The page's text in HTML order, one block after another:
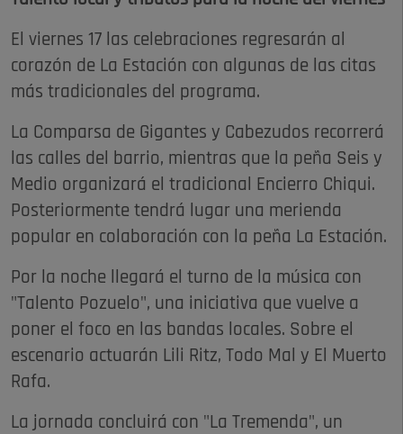
El viernes 17 las celebraciones regresarán al
corazón de La Estación con algunas de las citas
más tradicionales del programa.
La Comparsa de Gigantes y Cabezudos recorrerá
las calles del barrio, mientras que la peña Seis y
Medio organizará el tradicional Encierro Chiqui.
Posteriormente tendrá lugar una merienda
popular en colaboración con la peña La Estación.
Por la noche llegará el turno de la música con
"Talento Pozuelo", una iniciativa que vuelve a
poner el foco en las bandas locales. Sobre el
escenario actuarán Lili Ritz, Todo Mal y El Muerto
Rafa.
La jornada concluirá con "La Tremenda", un